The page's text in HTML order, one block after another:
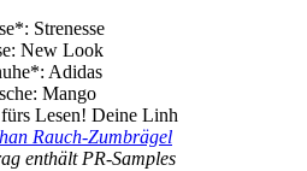
Strenesse
New Look
Adidas
Mango
Lesen! Deine Linh
Rauch-Zumbrägel
enthält PR-Samples